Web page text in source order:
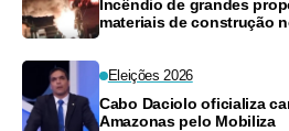
Incêndio de grandes
materiais de construção
Eleições 2026
Cabo Daciolo oficializa
Amazonas pelo Mobiliza